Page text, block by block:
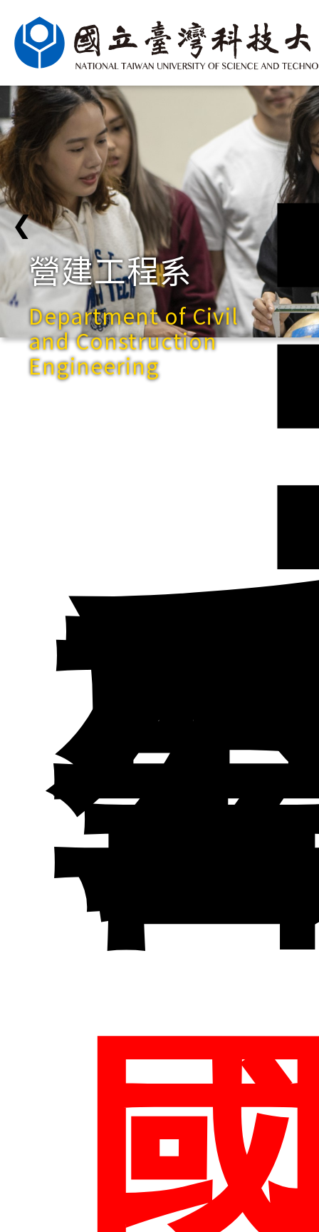
營建工程系
Department of Civil
and Construction
Engineering
❮